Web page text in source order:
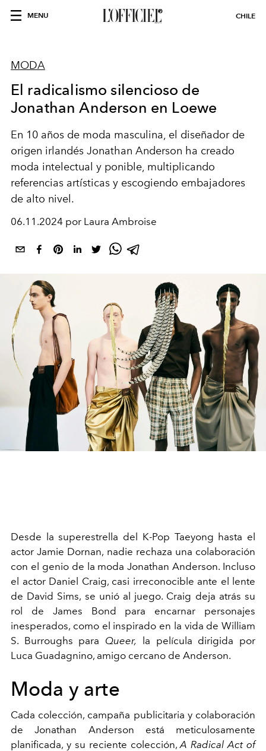
MENU CHILE
MODA
El radicalismo silencioso de
Jonathan Anderson en Loewe
En 10 años de moda masculina, el diseñador de
origen irlandés Jonathan Anderson ha creado
moda intelectual y ponible, multiplicando
referencias artísticas y escogiendo embajadores
de alto nivel.
06.11.2024 por Laura Ambroise
Desde la superestrella del K-Pop Taeyong hasta el
actor Jamie Dornan, nadie rechaza una colaboración
con el genio de la moda Jonathan Anderson. Incluso
el actor Daniel Craig, casi irreconocible ante el lente
de David Sims, se unió al juego. Craig deja atrás su
rol de James Bond para encarnar personajes
inesperados, como el inspirado en la vida de William
S. Burroughs para Queer, la película dirigida por
Luca Guadagnino, amigo cercano de Anderson.
Moda y arte
Cada colección, campaña publicitaria y colaboración
de Jonathan Anderson está meticulosamente
planificada, y su reciente colección,A Radical Act of